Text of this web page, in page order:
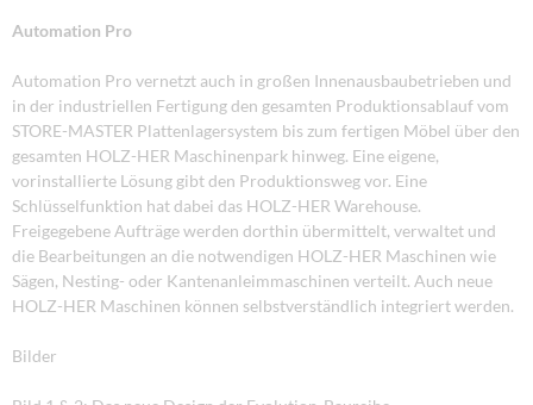
Automation Pro
Automation Pro vernetzt auch in großen Innenausbaubetrieben und
in der industriellen Fertigung den gesamten Produktionsablauf vom
STORE-MASTER Plattenlagersystem bis zum fertigen Möbel über den
gesamten HOLZ-HER Maschinenpark hinweg. Eine eigene,
vorinstallierte Lösung gibt den Produktionsweg vor. Eine
Schlüsselfunktion hat dabei das HOLZ-HER Warehouse.
Freigegebene Aufträge werden dorthin übermittelt, verwaltet und
die Bearbeitungen an die notwendigen HOLZ-HER Maschinen wie
Sägen, Nesting- oder Kantenanleimmaschinen verteilt. Auch neue
HOLZ-HER Maschinen können selbstverständlich integriert werden.
Bilder